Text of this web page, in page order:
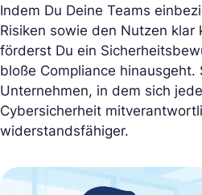
Indem Du Deine Teams
Risiken sowie den Nutzen klar
förderst Du ein
bloße Compliance hinausgeht.
Unternehmen, in dem sich
Cybersicherheit
widerstandsfähiger.